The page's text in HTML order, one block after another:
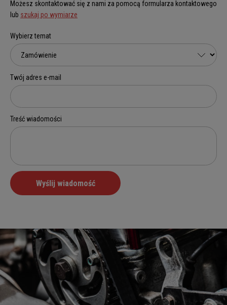
Możesz skontaktować się z nami za pomocą formularza kontaktowego
lub szukaj po wymiarze